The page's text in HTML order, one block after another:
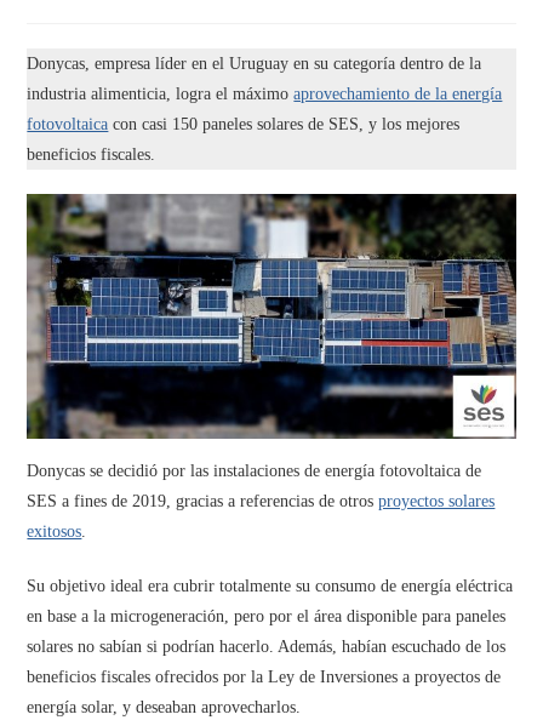
entrada:
Donycas, empresa líder en el Uruguay en su categoría dentro de la
industria alimenticia, logra el máximoaprovechamiento de la energía
fotovoltaica con casi 150 paneles solares de SES, y los mejores
beneficios fiscales.
Donycas se decidió por las instalaciones de energía fotovoltaica de
SES a fines de 2019, gracias a referencias de otrosproyectos solares
exitosos
Su objetivo ideal era cubrir totalmente su consumo de energía eléctrica
en base a la microgeneración, pero por el área disponible para paneles
solares no sabían si podrían hacerlo. Además, habían escuchado de los
beneficios fiscales ofrecidos por la Ley de Inversiones a proyectos de
energía solar, y deseaban aprovecharlos.